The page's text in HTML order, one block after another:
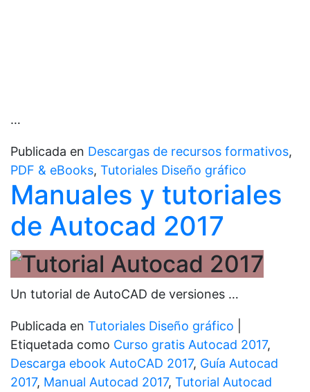
…
Publicada en Descargas de recursos formativos,
PDF & eBooks, Tutoriales Diseño gráfico
Manuales y tutoriales
de Autocad 2017
Un tutorial de AutoCAD de versiones …
Publicada en Tutoriales Diseño gráfico
Etiquetada como Curso gratis Autocad 2017,
Descarga ebook AutoCAD 2017, Guía Autocad
2017, Manual Autocad 2017, Tutorial Autocad